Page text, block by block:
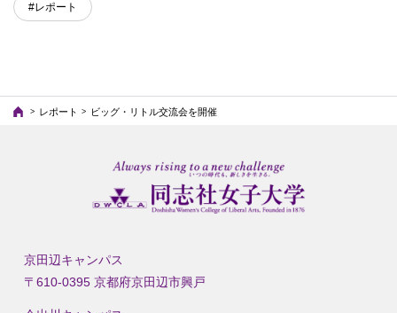
#レポート
レポート ビッグ・リトル交流会を開催
京田辺キャンパス
〒610-0395 京都府京田辺市興戸